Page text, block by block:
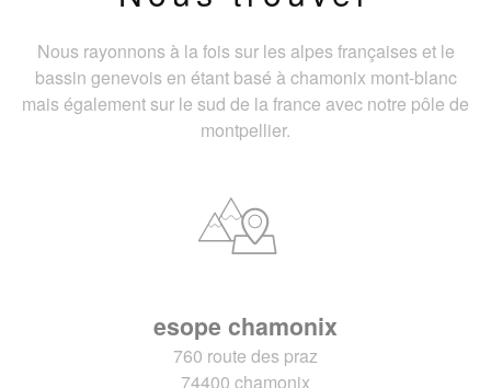
Nous rayonnons à la fois sur les alpes françaises et le
bassin genevois en étant basé à chamonix mont-blanc
mais également sur le sud de la france avec notre pôle de
montpellier.
esope chamonix
760 route des praz
74400 chamonix